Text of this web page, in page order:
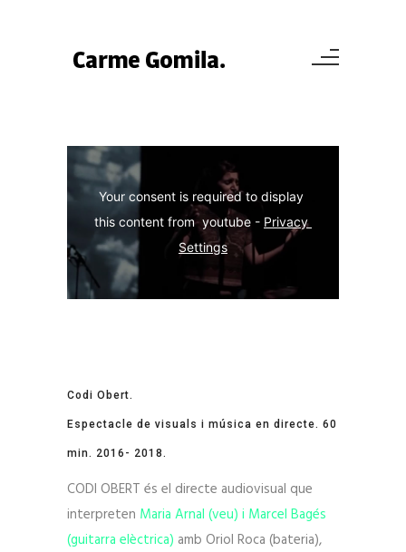
Your consent is required to display
this content from  youtube - Privacy
Settings
Codi Obert.
Espectacle de visuals i música en directe. 60
min. 2016- 2018.
CODI OBERT és el directe audiovisual que
interpreten Maria Arnal (veu) i Marcel Bagés
(guitarra elèctrica) amb Oriol Roca (bateria),